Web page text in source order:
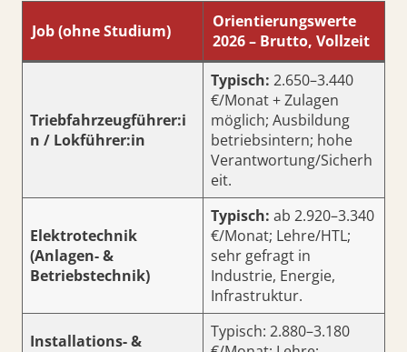
Job (ohne Studium)
Orientierungswerte
2026 – Brutto, Vollzeit
Triebfahrzeugführer:i
n / Lokführer:in
Typisch: 2.650–3.440
€/Monat + Zulagen
möglich; Ausbildung
betriebsintern; hohe
Verantwortung/Sicherh
eit.
Elektrotechnik
(Anlagen- &
Betriebstechnik)
Typisch: ab 2.920–3.340
€/Monat; Lehre/HTL;
sehr gefragt in
Industrie, Energie,
Infrastruktur.
Installations- &
Typisch: 2.880–3.180